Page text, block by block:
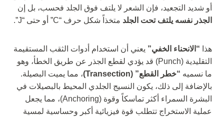
أو شديد التجعيد، فإن الشعر لا يلتف فوق الجلد فحسب، بل إن
الجذر نفسه يلتف تحت الجلد متخذاً شكل حرف “C” أو حتى “J”.
هذا “الانحناء الخفي” يعني أن استخدام أدوات الثقب المستقيمة
التقليدية (Punch) قد يؤدي لقطع الجذر عن طريق الخطأ، وهو
ما نسميه “خطر القطع” (Transection)
، مما يميت البصيلة.
بالإضافة إلى ذلك، يكون النسيج الجلدي المحيط بالبصيلات في
البشرة السمراء أكثر تماسكاً وقوة (Anchoring)، مما يجعل
عملية الاستخراج تتطلب قوة فيزيائية أكبر وحساسية لمسية